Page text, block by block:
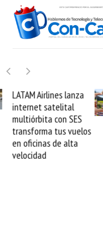
Samsung Galaxy Z
Fold8 la novedad
plegable y un
formato fácil de
enamorse